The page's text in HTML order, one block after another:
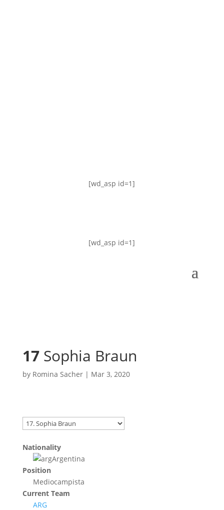
[wd_asp id=1]
[wd_asp id=1]
17Sophia Braun
by Romina Sacher| Mar 3, 2020
Nationality
Argentina
Position
Mediocampista
Current Team
ARG